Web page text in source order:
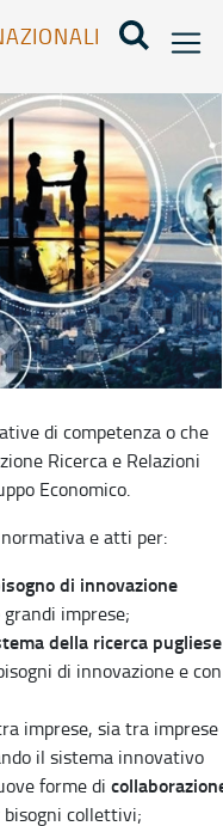
di competenza o che
Ricerca e Relazioni
Economico.
e atti per:
di innovazione
imprese;
della ricerca
di innovazione e
imprese, sia tra imprese
il sistema innovativo
forme di
collettivi;